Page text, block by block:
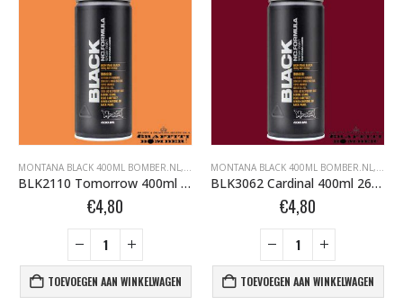
SPUITBUSSEN
BLACK BOMBER.NL ,MONTANA GRAFFITI SPUITBUSSEN
MONTANA BLACK 400ML BOMBER.NL , MONTANA BLACK BOMBER.NL ,MONTANA
BLK2110 Tomorrow 400ml 321344
€4,80
TOEVOEGEN AAN WINKELWAGEN
MONTANA BLACK 400ML BOMBER.NL ,
BLK3062 Cardinal 400ml 263729
€4,80
TOEVOEGEN AAN WINKELWAGEN